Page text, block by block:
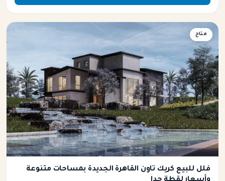
فيلا
متاح
فلل للبيع كريك تاون القاهرة الجديدة بمساحات متنوعة